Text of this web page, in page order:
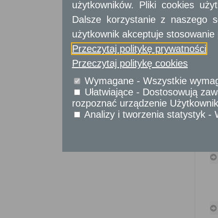
Sprawy komunikacyjne
Udostępnianie informacji publicznej
Urząd Stanu Cywilnego
Usługi
dla przedsiębiorców
dla instytucji,
urzędów
użytkowników. Pliki cookies
Dalsze korzystanie z naszego
użytkownik akceptuje stosowanie
Przeczytaj politykę prywatności
Przeczytaj politykę cookies
Wymagane - Wszystkie
Ułatwiające - Dostosowują
rozpoznać urządzenie
Analizy i tworzenia statystyk -